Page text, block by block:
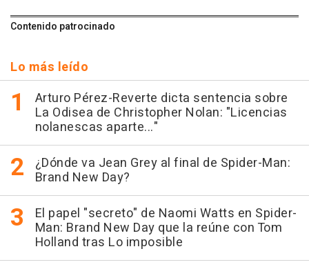
Contenido patrocinado
Lo más leído
Arturo Pérez-Reverte dicta sentencia sobre
La Odisea de Christopher Nolan: "Licencias
nolanescas aparte..."
¿Dónde va Jean Grey al final de Spider-Man:
Brand New Day?
El papel "secreto" de Naomi Watts en Spider-
Man: Brand New Day que la reúne con Tom
Holland tras Lo imposible